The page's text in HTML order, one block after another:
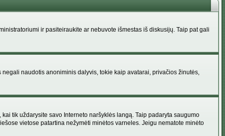
ir pasiteiraukite ar nebuvote išmestas iš diskusijų. Taip pat gali
naudotis anoniminis dalyvis, tokie kaip avatarai, privačios žinutės,
tik uždarysite savo Interneto naršyklės langą. Taip padaryta saugumo
vietose patartina nežymėti minėtos varneles. Jeigu nematote minėto